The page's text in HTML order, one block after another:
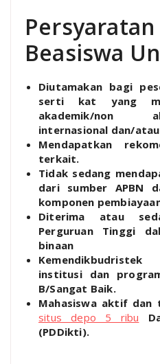
Beasiswa
Diutamakan bagi
serti kat yang
akademik/non
internasional dan/
Mendapatkan
terkait.
Tidak sedang
dari sumber APBN
komponen
Diterima atau
Perguruan Tinggi
binaan
institusi dan
B/Sangat Baik.
Mahasiswa aktif dan
situs depo 5 ribu
(PDDikti).